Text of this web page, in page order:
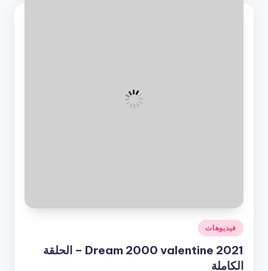
نُشر
في
فيديوهات
Dream 2000 valentine 2021 – الحلقة
الكاملة